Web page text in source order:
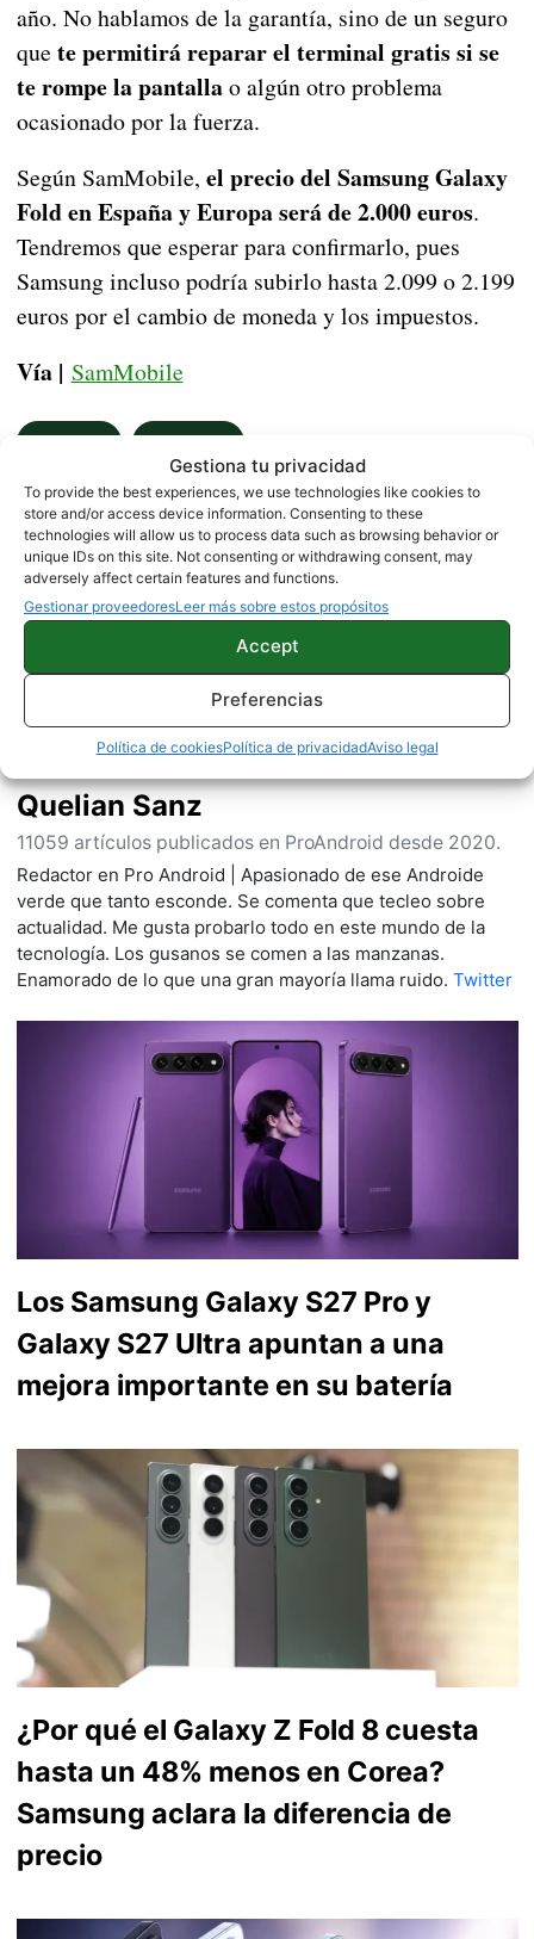
Gestiona tu privacidad
To provide the best experiences, we use technologies like cookies to
store and/or access device information. Consenting to these
technologies will allow us to process data such as browsing behavior or
unique IDs on this site. Not consenting or withdrawing consent, may
adversely affect certain features and functions.
Gestionar proveedoresLeer más sobre estos propósitos
Accept
Preferencias
Política de cookiesPolítica de privacidadAviso legal
año. No hablamos de la garantía, sino de un seguro
que te permitirá reparar el terminal gratis si se
te rompe la pantallao algún otro problema
ocasionado por la fuerza.
Según SamMobile, el precio del Samsung Galaxy
Fold en España y Europa será de 2.000 euros.
Tendremos que esperar para confirmarlo, pues
Samsung incluso podría subirlo hasta 2.099 o 2.199
euros por el cambio de moneda y los impuestos.
Vía | SamMobile
Sobre este autor
Quelian Sanz
11059 artículos publicados en ProAndroid desde 2020.
Redactor en Pro Android | Apasionado de ese Androide
verde que tanto esconde. Se comenta que tecleo sobre
actualidad. Me gusta probarlo todo en este mundo de la
tecnología. Los gusanos se comen a las manzanas.
Enamorado de lo que una gran mayoría llama ruido. Twitter
Los Samsung Galaxy S27 Pro y
Galaxy S27 Ultra apuntan a una
mejora importante en su batería
¿Por qué el Galaxy Z Fold 8 cuesta
hasta un 48% menos en Corea?
Samsung aclara la diferencia de
precio